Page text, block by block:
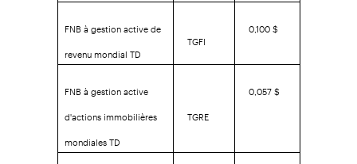
FNB à gestion active de
revenu mondial TD
TGFI
0,100 $
FNB à gestion active
d'actions immobilières
mondiales TD
TGRE
0,057 $